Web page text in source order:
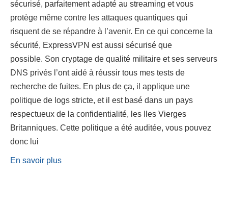
sécurisé, parfaitement adapté au streaming et vous
protège même contre les attaques quantiques qui
risquent de se répandre à l’avenir. En ce qui concerne la
sécurité, ExpressVPN est aussi sécurisé que
possible. Son cryptage de qualité militaire et ses serveurs
DNS privés l’ont aidé à réussir tous mes tests de
recherche de fuites. En plus de ça, il applique une
politique de logs stricte, et il est basé dans un pays
respectueux de la confidentialité, les Iles Vierges
Britanniques. Cette politique a été auditée, vous pouvez
donc lui
En savoir plus